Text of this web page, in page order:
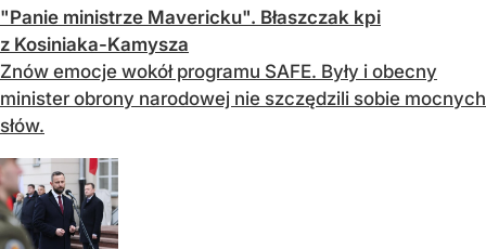
"Panie ministrze Mavericku". Błaszczak kpi
z Kosiniaka-Kamysza
Znów emocje wokół programu SAFE. Były i obecny
minister obrony narodowej nie szczędzili sobie mocnych
słów.